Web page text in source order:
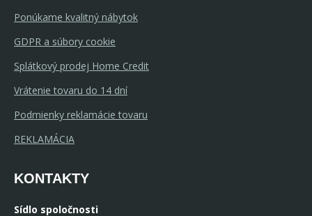
Ponúkame kvalitný nábytok
GDPR a súbory cookie
Splátkový prodej Home Credit
Vrátenie tovaru do 14 dní
Podmienky reklamácie tovaru
REKLAMÁCIA
KONTAKTY
Sídlo spoločnosti